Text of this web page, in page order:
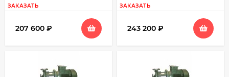
ЗАКАЗАТЬ
207 600 ₽
ЗАКАЗАТЬ
243 200 ₽